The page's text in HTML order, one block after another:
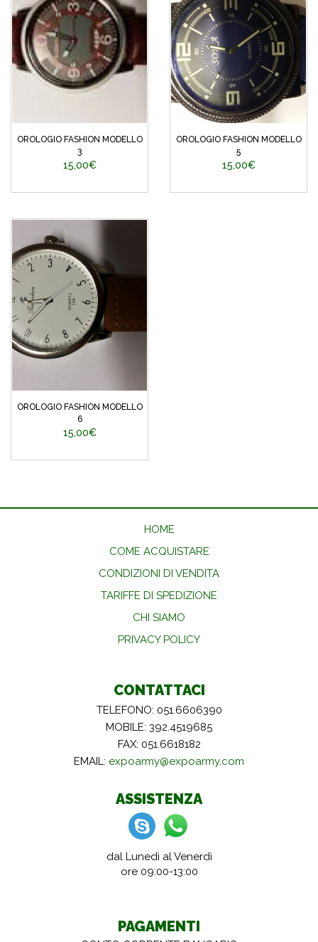
OROLOGIO FASHION MODELLO
3
15,00€
OROLOGIO FASHION MODELLO
5
15,00€
OROLOGIO FASHION MODELLO
6
15,00€
HOME
COME ACQUISTARE
CONDIZIONI DI VENDITA
TARIFFE DI SPEDIZIONE
CHI SIAMO
PRIVACY POLICY
CONTATTACI
TELEFONO: 051.6606390
MOBILE: 392.4519685
FAX: 051.6618182
EMAIL: expoarmy@expoarmy.com
ASSISTENZA
dal Lunedì al Venerdì
ore 09:00-13:00
PAGAMENTI